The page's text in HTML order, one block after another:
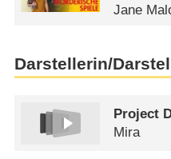
Jane
Darstellerin/
Project
Mira